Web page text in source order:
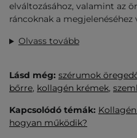
elváltozásához, valamint az
ráncoknak a megjelenéséhez
Olvass tovább
Lásd még: szérumok
bőrre, kollagén krémek,
Kapcsolódó témák:
hogyan működik?